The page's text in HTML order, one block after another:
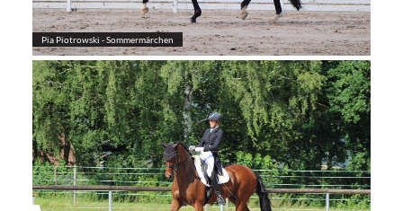
Pia Piotrowski - Sommermärchen